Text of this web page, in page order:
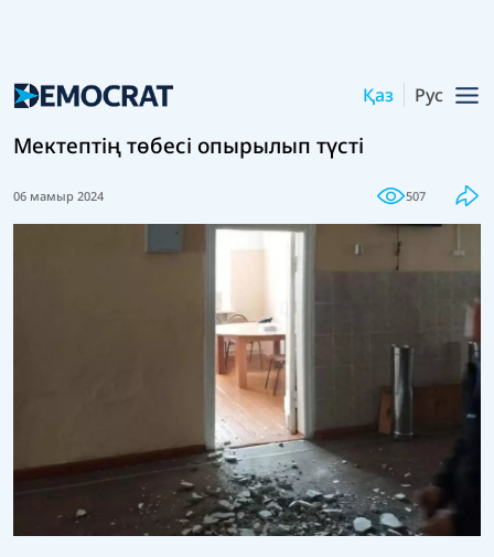
Қаз Рус
Мектептің төбесі опырылып түсті
06 мамыр 2024 507